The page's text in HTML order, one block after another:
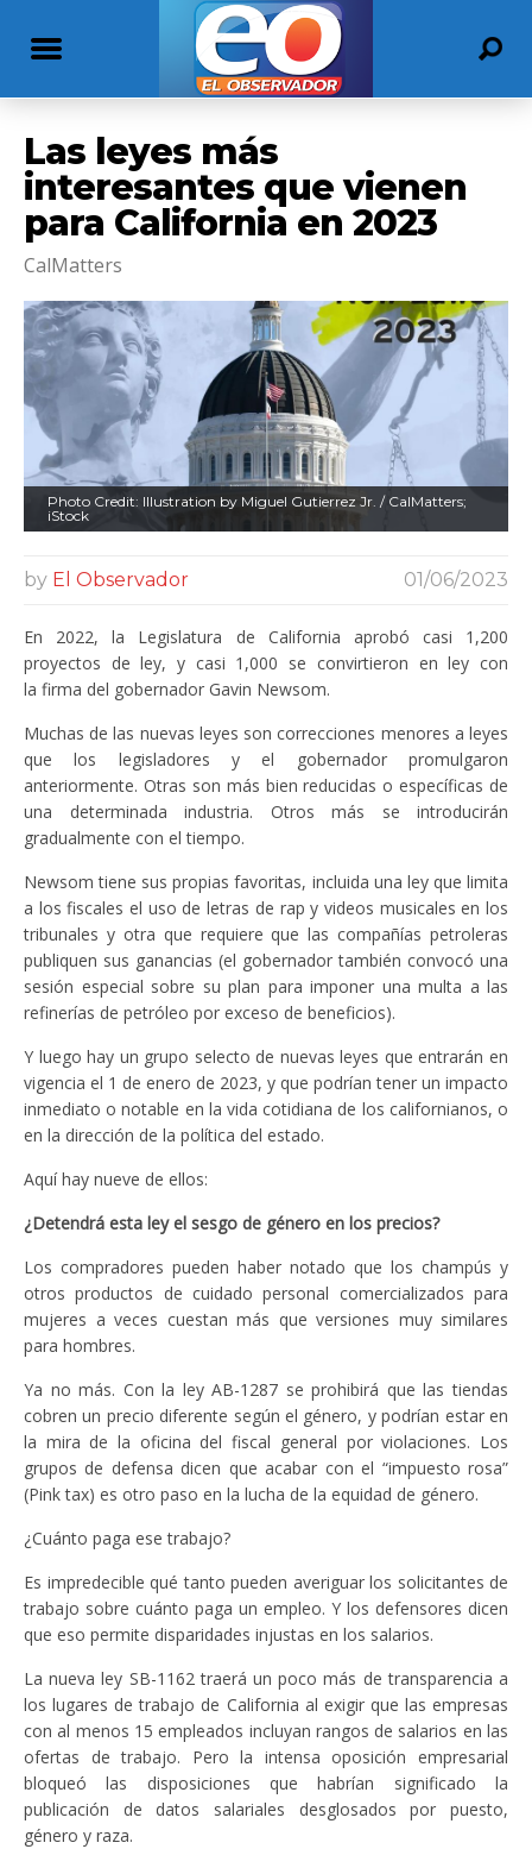
Las leyes más
interesantes que vienen
para California en 2023
CalMatters
Photo Credit: Illustration by Miguel Gutierrez Jr. / CalMatters;
iStock
by El Observador 01/06/2023
En 2022, la Legislatura de California aprobó casi 1,200
proyectos de ley, y casi 1,000 se convirtieron en ley con
la firma del gobernador Gavin Newsom.
Muchas de las nuevas leyes son correcciones menores a leyes
que los legisladores y el gobernador promulgaron
anteriormente. Otras son más bien reducidas o específicas de
una determinada industria. Otros más se introducirán
gradualmente con el tiempo.
Newsom tiene sus propias favoritas, incluida una ley que limita
a los fiscales el uso de letras de rap y videos musicales en los
tribunales y otra que requiere que las compañías petroleras
publiquen sus ganancias (el gobernador también convocó una
sesión especial sobre su plan para imponer una multa a las
refinerías de petróleo por exceso de beneficios).
Y luego hay un grupo selecto de nuevas leyes que entrarán en
vigencia el 1 de enero de 2023, y que podrían tener un impacto
inmediato o notable en la vida cotidiana de los californianos, o
en la dirección de la política del estado.
Aquí hay nueve de ellos:
¿Detendrá esta ley el sesgo de género en los precios?
Los compradores pueden haber notado que los champús y
otros productos de cuidado personal comercializados para
mujeres a veces cuestan más que versiones muy similares
para hombres.
Ya no más. Con la ley AB-1287 se prohibirá que las tiendas
cobren un precio diferente según el género, y podrían estar en
la mira de la oficina del fiscal general por violaciones. Los
grupos de defensa dicen que acabar con el “impuesto rosa”
(Pink tax) es otro paso en la lucha de la equidad de género.
¿Cuánto paga ese trabajo?
Es impredecible qué tanto pueden averiguar los solicitantes de
trabajo sobre cuánto paga un empleo. Y los defensores dicen
que eso permite disparidades injustas en los salarios.
La nueva ley SB-1162 traerá un poco más de transparencia a
los lugares de trabajo de California al exigir que las empresas
con al menos 15 empleados incluyan rangos de salarios en las
ofertas de trabajo. Pero la intensa oposición empresarial
bloqueó las disposiciones que habrían significado la
publicación de datos salariales desglosados por puesto,
género y raza.